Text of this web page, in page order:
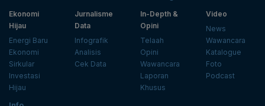
Ekonomi
Hijau
Energi Baru
Ekonomi
Sirkular
Investasi
Hijau
Jurnalisme
Data
Infografik
Analisis
Cek Data
In-Depth &
Opini
Telaah
Opini
Wawancara
Laporan
Khusus
Video
News
Wawancara
Katalogue
Foto
Podcast